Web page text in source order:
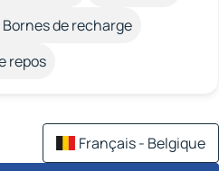
Bornes de recharge
repos
Français - Belgique